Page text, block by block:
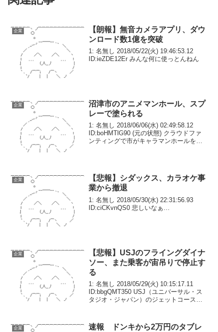
企業
【朗報】無音カメラアプリ、ダウ
ンロード数1億を突破
1: 名無し 2018/05/22(火) 19:46:53.12
ID:ieZDE12Er みんな何に使っとんねん
企業
沼津市のアニメマンホール、スプ
レーで塗られる
1: 名無し 2018/06/06(水) 02:49:58.12
ID:boHMTlG90 (元の状態) クラウドファ
ンティングで市がキャラマンホールを設
企業
【悲報】シダックス、カラオケ事
業から撤退
1: 名無し 2018/05/30(水) 22:31:56.93
ID:ciCKvnQS0 悲しいなぁ…
企業
【悲報】USJのフライングダイナ
ソー、また乗客が宙吊りで停止す
る
1: 名無し 2018/05/29(火) 10:15:17.11
ID:bbgQMT350 USJ（ユニバーサル・ス
タジオ・ジャパン）のジェットコースタ
時すぎ、USJ...
企業
速報 ドンキから2万円のタブレ